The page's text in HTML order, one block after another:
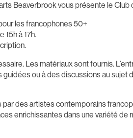
Beaverbrook vous présente le Club
les francophones 50+
15h à 17h.
Les matériaux sont fournis.
ou à des discussions au sujet
des artistes contemporains
enrichissantes dans une variété de